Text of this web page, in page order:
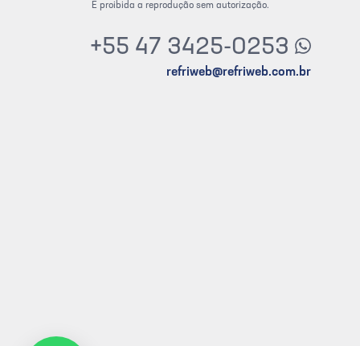
É proibida a reprodução sem autorização.
+55 47 3425-0253
refriweb@refriweb.com.br